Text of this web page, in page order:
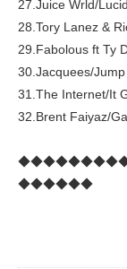
27.Juice Wrld/
28.Tory Lanez &
29.Fabolous ft Ty
30.Jacquees/
31.The Internet/It
32.Brent Faiyaz/
◆◆◆◆◆◆